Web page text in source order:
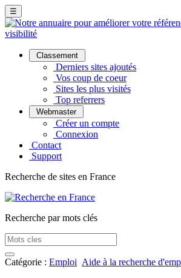
☰
Classement
Derniers sites ajoutés
Vos coup de coeur
Sites les plus visités
Top referrers
Webmaster
Créer un compte
Connexion
Contact
Support
Recherche de sites en France
Recherche par mots clés
Catégorie : Emploi Aide à la recherche